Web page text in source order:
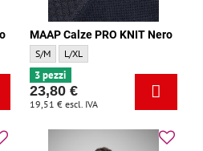
Dimensione:
Nero - Dimensione:
MAAP Calze PRO KNIT Nero
MAAP Calze PRO KNIT Nero -
S/M MAAP Calze PRO KNIT Nero -
L/XL
3 pezzi
23,80 €
19,51 € escl. IVA